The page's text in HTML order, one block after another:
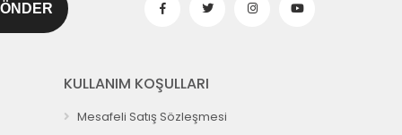
KULLANIM KOŞULLARI
Mesafeli Satış Sözleşmesi